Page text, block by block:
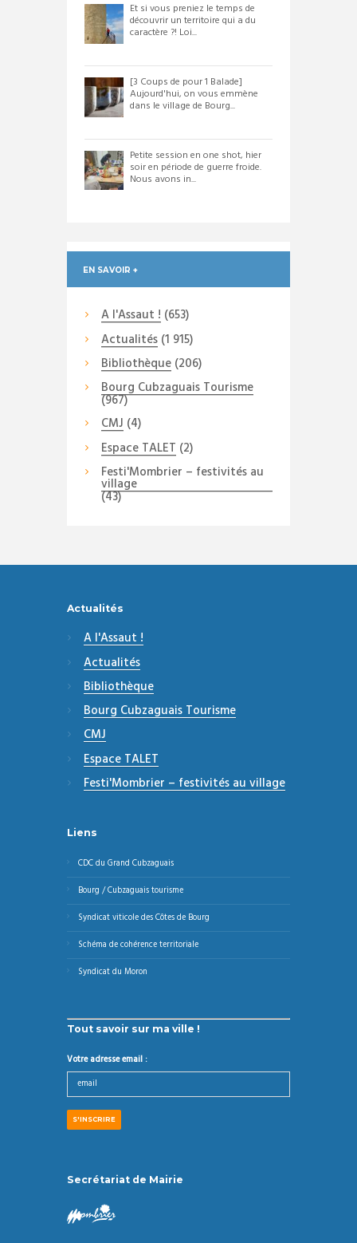
Et si vous preniez le temps de
découvrir un territoire qui a du
caractère ?! Loi...
[3 Coups de pour 1 Balade]
Aujourd'hui, on vous emmène
dans le village de Bourg...
Petite session en one shot, hier
soir en période de guerre froide.
Nous avons in...
EN SAVOIR +
A l'Assaut ! (653)
Actualités(1 915)
Bibliothèque(206)
Bourg Cubzaguais Tourisme
(967)
CMJ (4)
Espace TALET (2)
Festi'Mombrier – festivités au
village
(43)
Actualités
A l'Assaut !
Actualités
Bibliothèque
Bourg Cubzaguais Tourisme
CMJ
Espace TALET
Festi'Mombrier – festivités au village
Liens
CDC du Grand Cubzaguais
Bourg / Cubzaguais tourisme
Syndicat viticole des Côtes de Bourg
Schéma de cohérence territoriale
Syndicat du Moron
Tout savoir sur ma ville !
Votre adresse email :
Secrétariat de Mairie